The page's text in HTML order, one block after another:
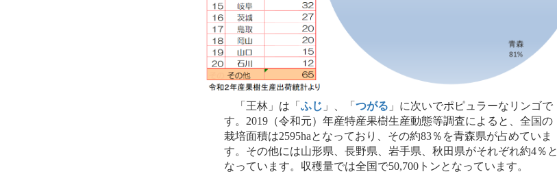
「王林」は「 ふじ 」、「 つがる 」に次いでポピュラーなリンゴで
す。2019（令和元）年産特産果樹生産動態等調査によると、全国の
栽培面積は2595haとなっており、その約83％を青森県が占めていま
す。その他には山形県、長野県、岩手県、秋田県がそれぞれ約4％と
なっています。収穫量では全国で50,700トンとなっています。